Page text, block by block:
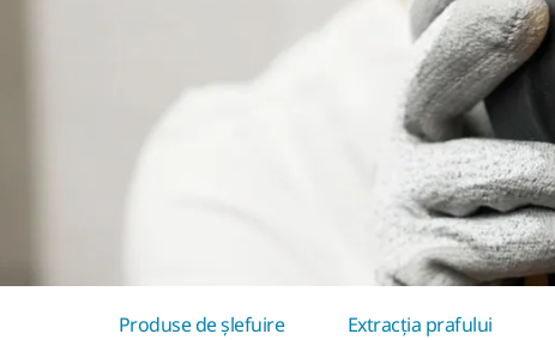
Produse de șlefuire Extracția prafului